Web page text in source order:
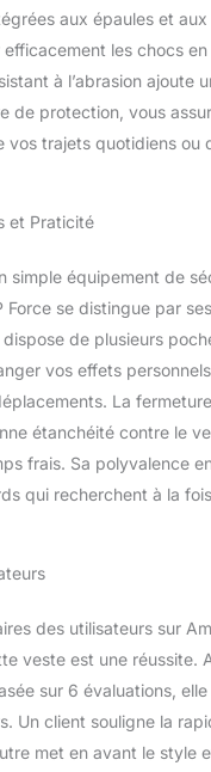
aux épaules et
les chocs
à l’abrasion ajoute
de protection, vous
vos trajets quotidiens ou
et Praticité
simple équipement de
Force se distingue par
de plusieurs
vos effets
La
étanchéité contre le
frais. Sa polyvalence
qui recherchent à la
des utilisateurs sur
veste est une réussite.
sur 6 évaluations,
Un client souligne la
met en avant le style